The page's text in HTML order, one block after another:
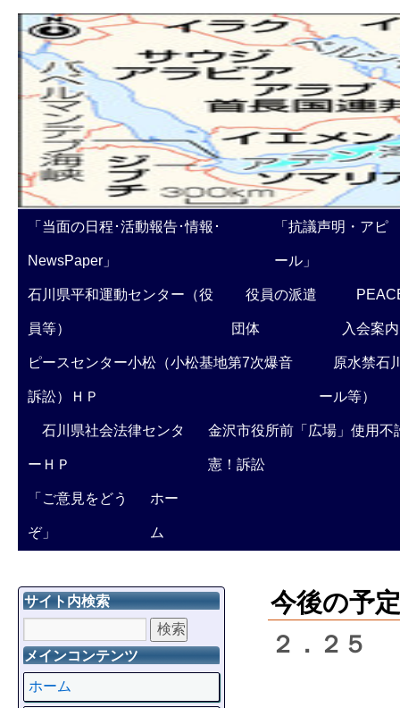
「当面の日程･活動報告･情報･
NewsPaper」
「抗議声明・アピ
ール」
石川県平和運動センター（役
員等）
役員の派遣
団体 入会案内
ピースセンター小松（小松基地第7次爆音
訴訟）ＨＰ
原水禁石
ール等）
石川県社会法律センタ
ーＨＰ
金沢市役所前「広場」使用不
憲！訴訟
「ご意見をどう
ぞ」
ホー
ム
今後の予定
２．２５
サイト内検索
メインコンテンツ
ホーム